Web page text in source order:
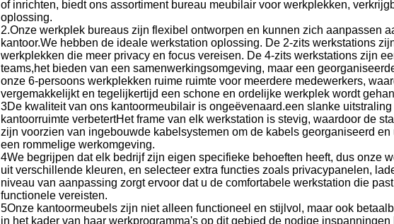
of inrichten, biedt ons assortiment bureau meubilair voor werkplekken,
oplossing.
2.Onze werkplek bureaus zijn flexibel ontworpen en kunnen zich aanpassen
kantoor.We hebben de ideale werkstation oplossing. De 2-zits werkstations
werkplekken die meer privacy en focus vereisen. De 4-zits werkstations zijn
teams,het bieden van een samenwerkingsomgeving, maar een
onze 6-persoons werkplekken ruime ruimte voor meerdere medewerkers,
vergemakkelijkt en tegelijkertijd een schone en ordelijke werkplek wordt
3De kwaliteit van ons kantoormeubilair is ongeëvenaard.een slanke
kantoorruimte verbetertHet frame van elk werkstation is stevig, waardoor de
zijn voorzien van ingebouwde kabelsystemen om de kabels georganiseerd
een rommelige werkomgeving.
4We begrijpen dat elk bedrijf zijn eigen specifieke behoeften heeft, dus onze
uit verschillende kleuren, en selecteer extra functies zoals privacypanelen,
niveau van aanpassing zorgt ervoor dat u de comfortabele werkstation die
functionele vereisten.
5Onze kantoormeubels zijn niet alleen functioneel en stijlvol, maar ook
in het kader van haar werkprogramma's op dit gebied de nodige